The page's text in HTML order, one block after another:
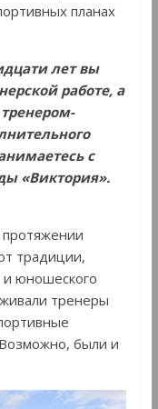
планах
лет вы
работе, а
с
«Виктория».
протяжении
традиции,
и юношеского
тренеры
были и